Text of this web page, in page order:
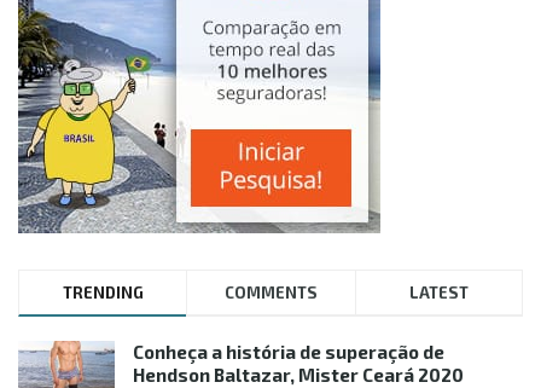
TRENDING COMMENTS LATEST
Conheça a história de superação de
Hendson Baltazar, Mister Ceará 2020